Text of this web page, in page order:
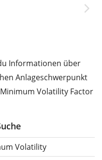
Informationen über
Anlageschwerpunkt
Volatility Factor
Volatility